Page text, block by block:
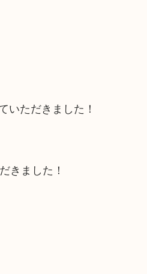
いただきました！
きました！